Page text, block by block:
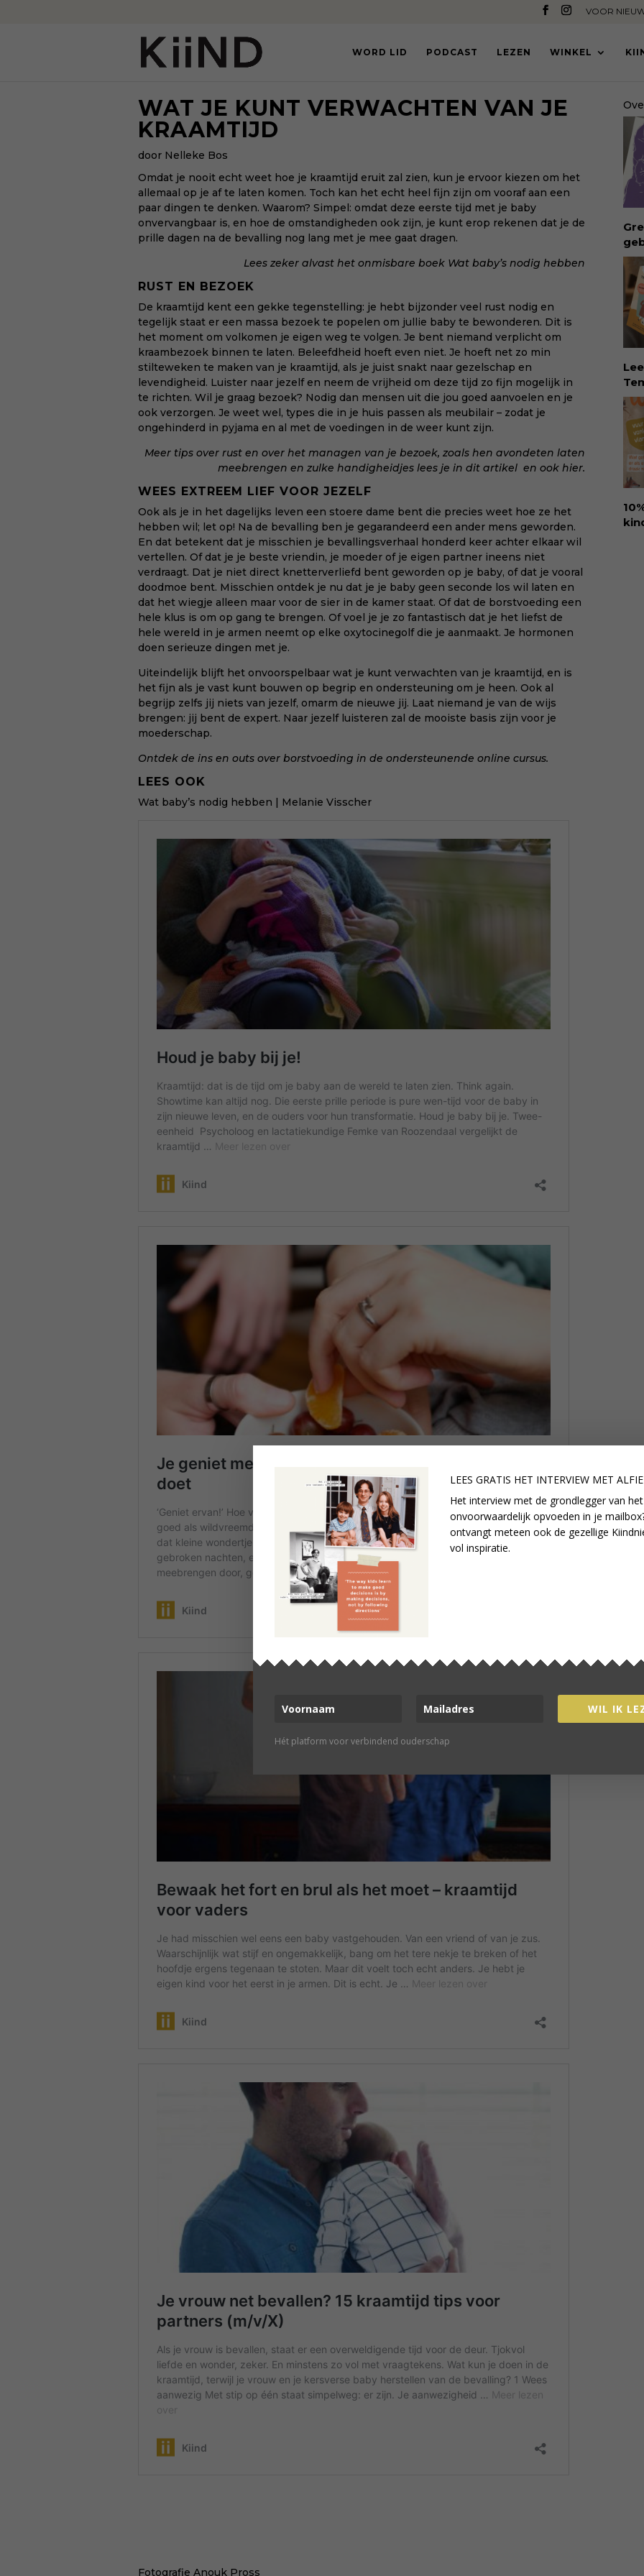
VOOR
WORD LID PODCAST LEZEN WINKEL
WAT JE KUNT VERWACHTEN VAN JE
KRAAMTIJD
door Nelleke Bos
Omdat je nooit echt weet hoe je kraamtijd eruit zal zien, kun je ervoor kiezen om het
allemaal op je af te laten komen. Toch kan het echt heel fijn zijn om vooraf aan een
paar dingen te denken. Waarom? Simpel: omdat deze eerste tijd met je baby
onvervangbaar is, en hoe de omstandigheden ook zijn, je kunt erop rekenen dat je de
prille dagen na de bevalling nog lang met je mee gaat dragen.
Lees zeker alvast het onmisbare boek Wat baby’s nodig hebben
RUST EN BEZOEK
De kraamtijd kent een gekke tegenstelling: je hebt bijzonder veel rust nodig en
tegelijk staat er een massa bezoek te popelen om jullie baby te bewonderen. Dit is
het moment om volkomen je eigen weg te volgen. Je bent niemand verplicht om
kraambezoek binnen te laten. Beleefdheid hoeft even niet. Je hoeft net zo min
stilteweken te maken van je kraamtijd, als je juist snakt naar gezelschap en
levendigheid. Luister naar jezelf en neem de vrijheid om deze tijd zo fijn mogelijk in
te richten. Wil je graag bezoek? Nodig dan mensen uit die jou goed aanvoelen en je
ook verzorgen. Je weet wel, types die in je huis passen als meubilair – zodat je
ongehinderd in pyjama en al met de voedingen in de weer kunt zijn.
Meer tips over rust en over het managen van je bezoek, zoals hen avondeten laten
meebrengen en zulke handigheidjes lees jein dit artikel enook hier.
WEES EXTREEM LIEF VOOR JEZELF
Ook als je in het dagelijks leven een stoere dame bent die precies weet hoe ze het
hebben wil; let op! Na de bevalling ben je gegarandeerd een ander mens geworden.
En dat betekent dat je misschien je bevallingsverhaal honderd keer achter elkaar wil
vertellen. Of dat je je beste vriendin, je moeder of je eigen partner ineens niet
verdraagt. Dat je niet direct knetterverliefd bent geworden op je baby, of dat je vooral
doodmoe bent. Misschien ontdek je nu dat je je baby geen seconde los wil laten en
dat het wiegje alleen maar voor de sier in de kamer staat. Of dat de borstvoeding een
hele klus is om op gang te brengen. Of voel je je zo fantastisch dat je het liefst de
hele wereld in je armen neemt op elke oxytocinegolf die je aanmaakt. Je hormonen
doen serieuze dingen met je.
Uiteindelijk blijft het onvoorspelbaar wat je kunt verwachten van je kraamtijd, en is
het fijn als je vast kunt bouwen op begrip en ondersteuning om je heen. Ook al
begrijp zelfs jij niets van jezelf, omarm de nieuwe jij. Laat niemand je van de wijs
brengen: jij bent de expert. Naar jezelf luisteren zal de mooiste basis zijn voor je
moederschap.
Ontdek de ins en outs over borstvoeding in de ondersteunende online cursus.
LEES OOK
Wat baby’s nodig hebben | Melanie Visscher
Fotografie Anouk Pross
dé
LEES GRATIS HET INTERVIEW MET
Het interview met de grondlegger van het
onvoorwaardelijk opvoeden in je
ontvangt meteen ook de gezellige
vol inspiratie.
WIL IK
Hét platform voor verbindend ouderschap